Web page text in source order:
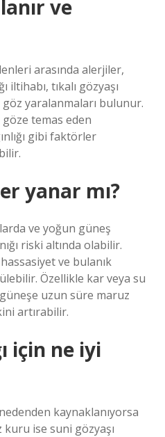
ve
arasında alerjiler,
tıkalı gözyaşı
yaralanmaları bulunur.
göze temas eden
gibi faktörler
yanar mı?
ve yoğun güneş
riski altında olabilir.
hassasiyet ve bulanık
Özellikle kar veya su
güneşe uzun süre maruz
artırabilir.
için ne iyi
kaynaklanıyorsa
ise suni gözyaşı